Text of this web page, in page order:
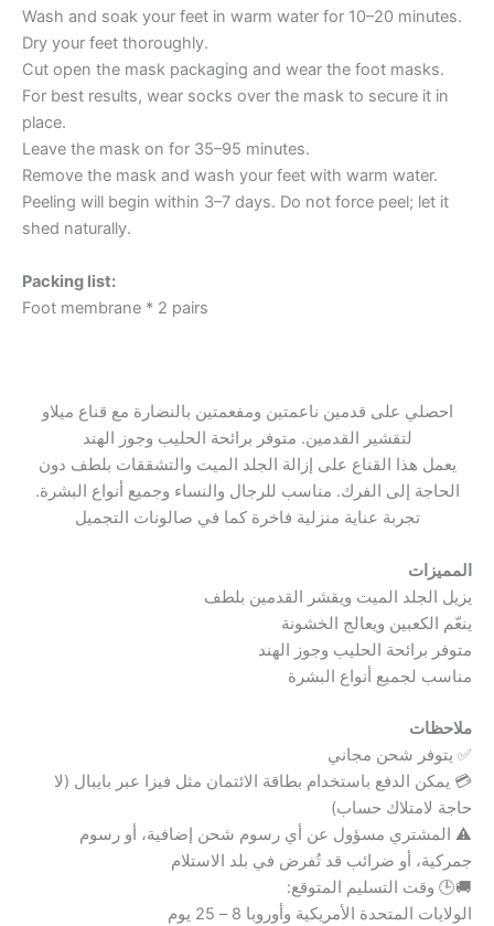
Wash and soak your feet in warm water for 10–20 minutes.
Dry your feet thoroughly.
Cut open the mask packaging and wear the foot masks.
For best results, wear socks over the mask to secure it in
place.
Leave the mask on for 35–95 minutes.
Remove the mask and wash your feet with warm water.
Peeling will begin within 3–7 days. Do not force peel; let it
shed naturally.
Packing list:
Foot membrane * 2 pairs
احصلي على قدمين ناعمتين ومفعمتين بالنضارة مع قناع ميلاو
لتقشير القدمين. متوفر برائحة الحليب وجوز الهند
يعمل هذا القناع على إزالة الجلد الميت والتشققات بلطف دون
الحاجة إلى الفرك. مناسب للرجال والنساء وجميع أنواع البشرة.
تجربة عناية منزلية فاخرة كما في صالونات التجميل
المميزات
يزيل الجلد الميت ويقشر القدمين بلطف
ينعّم الكعبين ويعالج الخشونة
متوفر برائحة الحليب وجوز الهند
مناسب لجميع أنواع البشرة
ملاحظات
✅ يتوفر شحن مجاني
💳 يمكن الدفع باستخدام بطاقة الائتمان مثل فيزا عبر بايبال (لا
حاجة لامتلاك حساب)
⚠️ المشتري مسؤول عن أي رسوم شحن إضافية، أو رسوم
جمركية، أو ضرائب قد تُفرض في بلد الاستلام
🚚🕒 وقت التسليم المتوقع:
الولايات المتحدة الأمريكية وأوروبا 8 – 25 يوم